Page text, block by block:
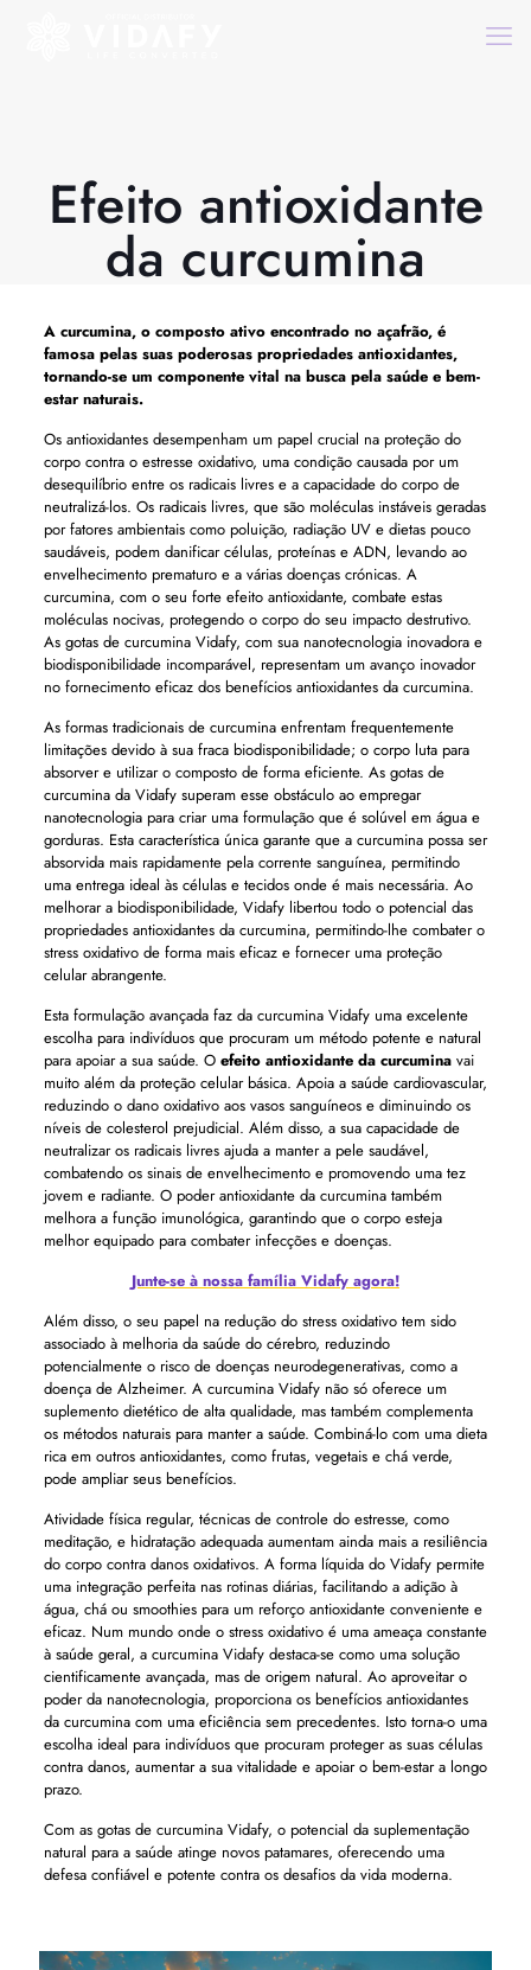
Efeito antioxidante
da curcumina
A curcumina, o composto ativo encontrado no açafrão, é
famosa pelas suas poderosas propriedades antioxidantes,
tornando-se um componente vital na busca pela saúde e bem-
estar naturais.
Os antioxidantes desempenham um papel crucial na proteção do
corpo contra o estresse oxidativo, uma condição causada por um
desequilíbrio entre os radicais livres e a capacidade do corpo de
neutralizá-los. Os radicais livres, que são moléculas instáveis ​​geradas
por fatores ambientais como poluição, radiação UV e dietas pouco
saudáveis, podem danificar células, proteínas e ADN, levando ao
envelhecimento prematuro e a várias doenças crónicas. A
curcumina, com o seu forte efeito antioxidante, combate estas
moléculas nocivas, protegendo o corpo do seu impacto destrutivo.
As gotas de curcumina Vidafy, com sua nanotecnologia inovadora e
biodisponibilidade incomparável, representam um avanço inovador
no fornecimento eficaz dos benefícios antioxidantes da curcumina.
As formas tradicionais de curcumina enfrentam frequentemente
limitações devido à sua fraca biodisponibilidade; o corpo luta para
absorver e utilizar o composto de forma eficiente. As gotas de
curcumina da Vidafy superam esse obstáculo ao empregar
nanotecnologia para criar uma formulação que é solúvel em água e
gorduras. Esta característica única garante que a curcumina possa ser
absorvida mais rapidamente pela corrente sanguínea, permitindo
uma entrega ideal às células e tecidos onde é mais necessária. Ao
melhorar a biodisponibilidade, Vidafy libertou todo o potencial das
propriedades antioxidantes da curcumina, permitindo-lhe combater o
stress oxidativo de forma mais eficaz e fornecer uma proteção
celular abrangente.
Esta formulação avançada faz da curcumina Vidafy uma excelente
escolha para indivíduos que procuram um método potente e natural
para apoiar a sua saúde. O efeito antioxidante da curcuminavai
muito além da proteção celular básica. Apoia a saúde cardiovascular,
reduzindo o dano oxidativo aos vasos sanguíneos e diminuindo os
níveis de colesterol prejudicial. Além disso, a sua capacidade de
neutralizar os radicais livres ajuda a manter a pele saudável,
combatendo os sinais de envelhecimento e promovendo uma tez
jovem e radiante. O poder antioxidante da curcumina também
melhora a função imunológica, garantindo que o corpo esteja
melhor equipado para combater infecções e doenças.
Junte-se à nossa família Vidafy agora!
Além disso, o seu papel na redução do stress oxidativo tem sido
associado à melhoria da saúde do cérebro, reduzindo
potencialmente o risco de doenças neurodegenerativas, como a
doença de Alzheimer. A curcumina Vidafy não só oferece um
suplemento dietético de alta qualidade, mas também complementa
os métodos naturais para manter a saúde. Combiná-lo com uma dieta
rica em outros antioxidantes, como frutas, vegetais e chá verde,
pode ampliar seus benefícios.
Atividade física regular, técnicas de controle do estresse, como
meditação, e hidratação adequada aumentam ainda mais a resiliência
do corpo contra danos oxidativos. A forma líquida do Vidafy permite
uma integração perfeita nas rotinas diárias, facilitando a adição à
água, chá ou smoothies para um reforço antioxidante conveniente e
eficaz. Num mundo onde o stress oxidativo é uma ameaça constante
à saúde geral, a curcumina Vidafy destaca-se como uma solução
cientificamente avançada, mas de origem natural. Ao aproveitar o
poder da nanotecnologia, proporciona os benefícios antioxidantes
da curcumina com uma eficiência sem precedentes. Isto torna-o uma
escolha ideal para indivíduos que procuram proteger as suas células
contra danos, aumentar a sua vitalidade e apoiar o bem-estar a longo
prazo.
Com as gotas de curcumina Vidafy, o potencial da suplementação
natural para a saúde atinge novos patamares, oferecendo uma
defesa confiável e potente contra os desafios da vida moderna.